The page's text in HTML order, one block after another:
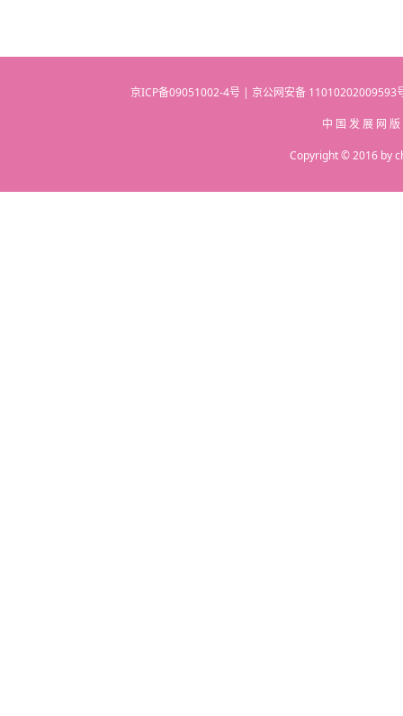
京ICP备09051002-4号 | 京公网安备
中 国 发 展 网
Copyright © 2016 by